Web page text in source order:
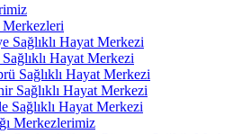
Merkezleri
Sağlıklı Hayat Merkezi
Hayat Merkezi
Sağlıklı Hayat Merkezi
Sağlıklı Hayat Merkezi
Sağlıklı Hayat Merkezi
Merkezlerimiz